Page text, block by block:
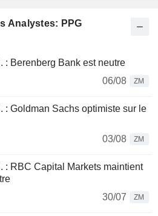
Analystes: PPG
: Berenberg Bank est neutre
06/08
ZM
: Goldman Sachs optimiste sur le
03/08
ZM
: RBC Capital Markets maintient
30/07
ZM